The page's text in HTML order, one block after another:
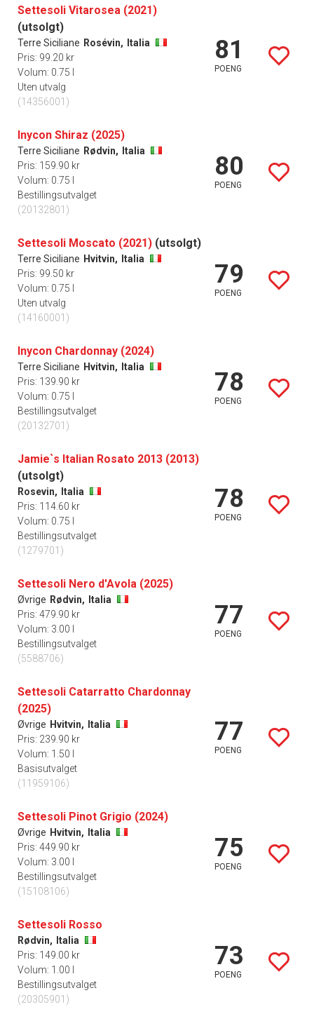
Settesoli Vitarosea (2021)
(utsolgt)
Terre Siciliane Rosévin,
Italia
Pris: 99.20 kr
Volum: 0.75 l
Uten utvalg
(14356001)
81
POENG
Inycon Shiraz (2025)
Terre Siciliane Rødvin,
Italia
Pris: 159.90 kr
Volum: 0.75 l
Bestillingsutvalget
(20132801)
80
POENG
Settesoli Moscato (2021) (utsolgt)
Terre Siciliane Hvitvin,
Italia
Pris: 99.50 kr
Volum: 0.75 l
Uten utvalg
(14160001)
79
POENG
Inycon Chardonnay (2024)
Terre Siciliane Hvitvin,
Italia
Pris: 139.90 kr
Volum: 0.75 l
Bestillingsutvalget
(20132701)
78
POENG
Jamie`s Italian Rosato 2013 (2013)
(utsolgt)
Rosevin,
Italia
Pris: 114.60 kr
Volum: 0.75 l
Bestillingsutvalget
(1279701)
78
POENG
Settesoli Nero d'Avola (2025)
Øvrige Rødvin,
Italia
Pris: 479.90 kr
Volum: 3.00 l
Bestillingsutvalget
(5588706)
77
POENG
Settesoli Catarratto Chardonnay
(2025)
Øvrige Hvitvin,
Italia
Pris: 239.90 kr
Volum: 1.50 l
Basisutvalget
(11959106)
77
POENG
Settesoli Pinot Grigio (2024)
Øvrige Hvitvin,
Italia
Pris: 449.90 kr
Volum: 3.00 l
Bestillingsutvalget
(15108106)
75
POENG
Settesoli Rosso
Rødvin,
Italia
Pris: 149.00 kr
Volum: 1.00 l
Bestillingsutvalget
(20305901)
73
POENG